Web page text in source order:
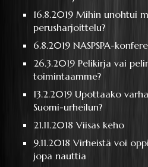
16.8.2019Mihin unohtui
perusharjoittelu?
6.8.2019NASPSPA-
26.3.2019 Pelikirja vai
toimintaamme?
13.2.2019 Upottaako
Suomi-urheilun?
21.11.2018Viisas keho
9.11.2018Virheistä voi
jopa nauttia